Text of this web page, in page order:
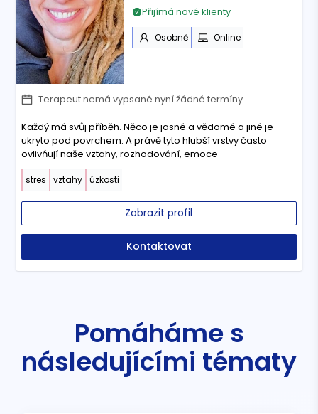
Přijímá nové klienty
Osobně Online
Terapeut nemá vypsané nyní žádné termíny
Každý má svůj příběh. Něco je jasné a vědomé a jiné je
ukryto pod povrchem. A právě tyto hlubší vrstvy často
ovlivńují naše vztahy, rozhodování, emoce
stres vztahy úzkosti
Zobrazit profil
Kontaktovat
Pomáháme s
následujícími tématy